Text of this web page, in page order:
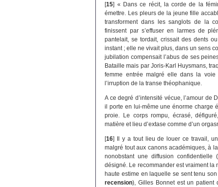
[15] « Dans ce récit, la corde de la
émettre. Les pleurs de la jeune fille
transforment dans les sanglots de la
finissent par s’effuser en larmes de
pantelait, se tordait, crissait des dents
instant ; elle ne vivait plus, dans un sens
jubilation compensait l’abus de ses
Bataille mais par Joris-Karl Huysmans,
femme entrée malgré elle dans la voie
l’irruption de la transe théophanique.
A ce degré d’intensité vécue, l’amour de
il porte en lui-même une énorme charge
proie. Le corps rompu, écrasé,
matière et lieu d’extase comme d’un
[16]
Il y a tout lieu de louer ce travail,
malgré tout aux canons académiques, à
nonobstant une diffusion
désigné. Le recommander est vraiment
haute estime en laquelle se sent tenu
recension), Gilles Bonnet est un patient